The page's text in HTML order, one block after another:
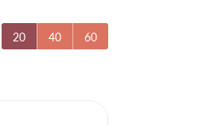
20 40 60